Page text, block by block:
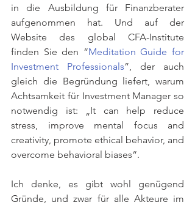
in die Ausbildung für Finanzberater
aufgenommen hat. Und auf der
Website des global CFA-Institute
finden Sie den “Meditation Guide for
Investment Professionals”, der auch
gleich die Begründung liefert, warum
Achtsamkeit für Investment Manager so
notwendig ist: „It can help reduce
stress, improve mental focus and
creativity, promote ethical behavior, and
overcome behavioral biases“.
Ich denke, es gibt wohl genügend
Gründe, und zwar für alle Akteure im